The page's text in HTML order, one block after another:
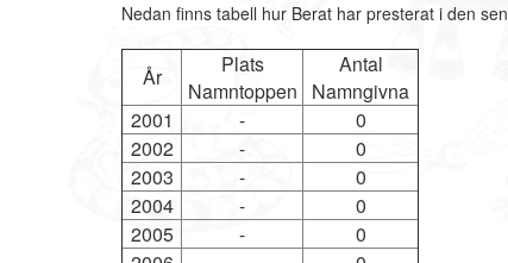
Nedan finns tabell hur Berat har presterat i den
År
Plats
Namntoppen
Antal
Namngivna
2001
-
0
2002
-
0
2003
-
0
2004
-
0
2005
-
0